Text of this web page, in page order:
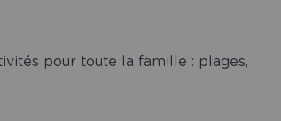
pour toute la famille : plages,